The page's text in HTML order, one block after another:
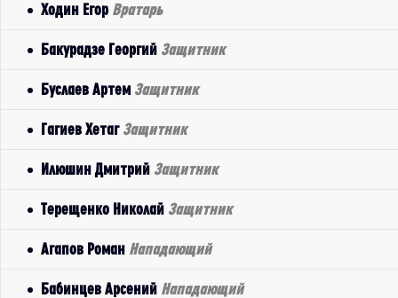
Ходин Егор Вратарь
Бакурадзе Георгий Защитник
Буслаев Артем Защитник
Гагиев Хетаг Защитник
Илюшин Дмитрий Защитник
Терещенко Николай Защитник
Агапов Роман Нападающий
Бабинцев Арсений Нападающий